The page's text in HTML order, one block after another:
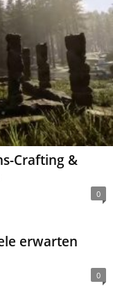
Crafting &
0
erwarten
0